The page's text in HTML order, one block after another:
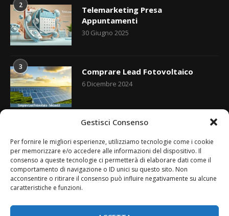
Gestisci Consenso
Per fornire le migliori esperienze, utilizziamo tecnologie come i cookie
per memorizzare e/o accedere alle informazioni del dispositivo. Il
consenso a queste tecnologie ci permetterà di elaborare dati come il
comportamento di navigazione o ID unici su questo sito. Non
acconsentire o ritirare il consenso può influire negativamente su alcune
caratteristiche e funzioni.
2
Telemarketing Presa
Appuntamenti
30 Giugno 2025
3 Comprare Lead Fotovoltaico
6 Dicembre 2024
26 Luglio 2025
5
4 Luglio 2025